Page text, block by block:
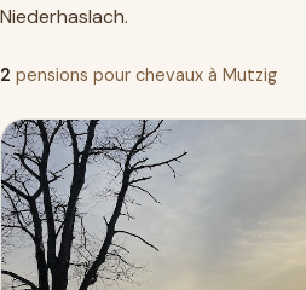
Niederhaslach.
2 pensions pour chevaux à Mutzig